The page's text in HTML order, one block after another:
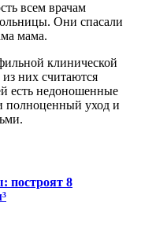
всем врачам
Они спасали
мама.
клинической
них считаются
есть недоношенные
полноценный уход и
построят 8